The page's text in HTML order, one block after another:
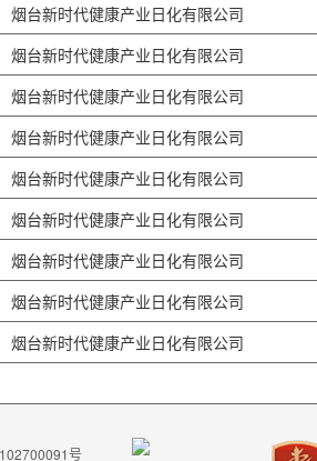
烟台新时代健康产业日化有限公司
烟台新时代健康产业日化有限公司
烟台新时代健康产业日化有限公司
烟台新时代健康产业日化有限公司
烟台新时代健康产业日化有限公司
烟台新时代健康产业日化有限公司
烟台新时代健康产业日化有限公司
烟台新时代健康产业日化有限公司
烟台新时代健康产业日化有限公司
号